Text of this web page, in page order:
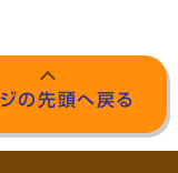
の先頭へ戻る